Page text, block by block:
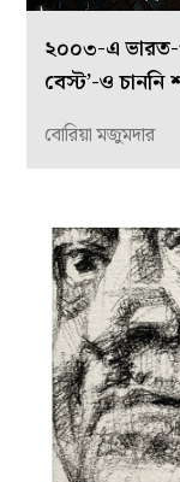
২০০৩-এ ভারত-
বেস্ট’-ও চাননি
বোরিয়া মজুমদার